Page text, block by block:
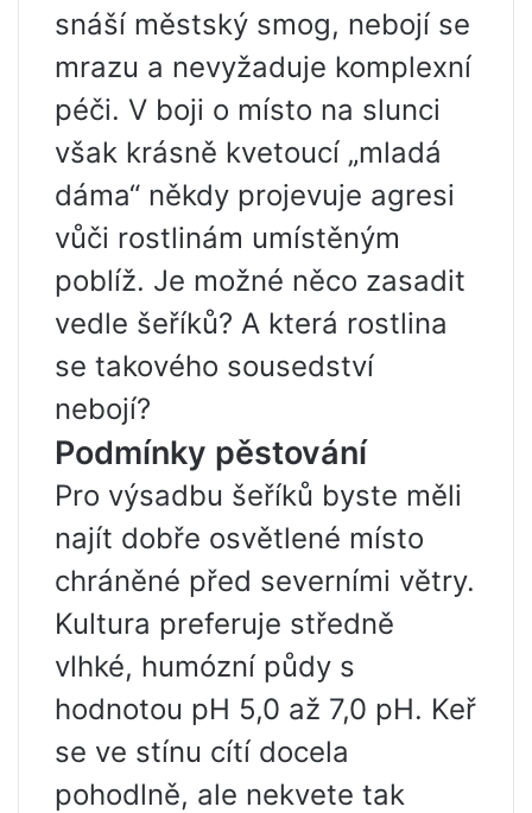
snáší městský smog, nebojí se
mrazu a nevyžaduje komplexní
péči. V boji o místo na slunci
však krásně kvetoucí „mladá
dáma“ někdy projevuje agresi
vůči rostlinám umístěným
poblíž. Je možné něco zasadit
vedle šeříků? A která rostlina
se takového sousedství
nebojí?
Podmínky pěstování
Pro výsadbu šeříků byste měli
najít dobře osvětlené místo
chráněné před severními větry.
Kultura preferuje středně
vlhké, humózní půdy s
hodnotou pH 5,0 až 7,0 pH. Keř
se ve stínu cítí docela
pohodlně, ale nekvete tak